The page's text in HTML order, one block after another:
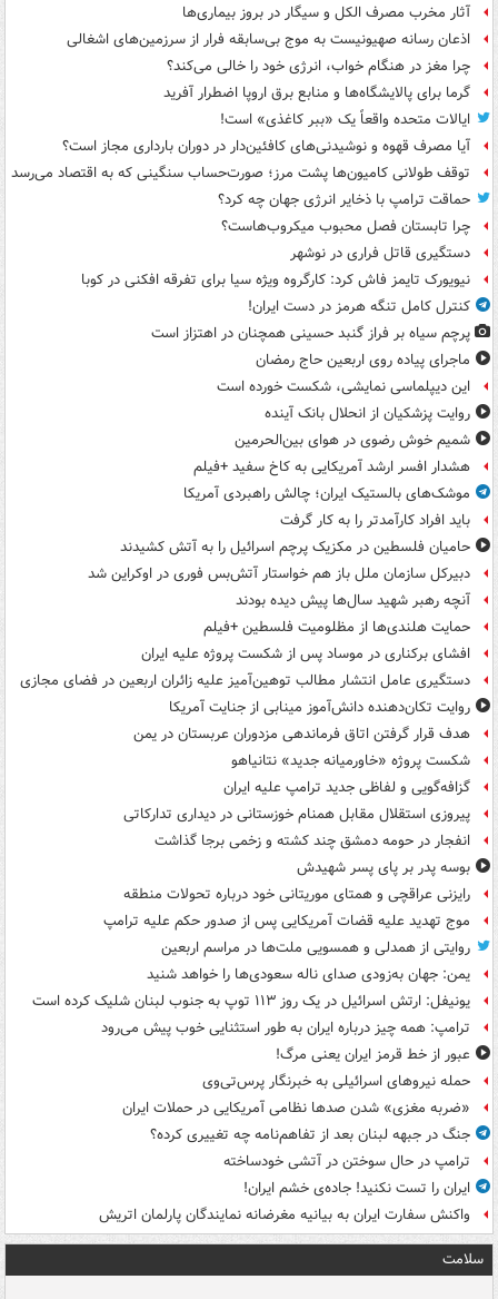
آثار مخرب مصرف الکل و سیگار در بروز بیماری‌ها
اذعان رسانه صهیونیست به موج بی‌سابقه فرار از سرزمین‌های اشغالی
چرا مغز در هنگام خواب، انرژی خود را خالی می‌کند؟
گرما برای پالایشگاه‌ها و منابع برق اروپا اضطرار آفرید
ایالات متحده واقعاً یک «ببر کاغذی» است!
آیا مصرف قهوه و نوشیدنی‌های کافئین‌دار در دوران بارداری مجاز است؟
توقف طولانی کامیون‌ها پشت مرز؛ صورت‌حساب سنگینی که به اقتصاد می‌رسد
حماقت ترامپ با ذخایر انرژی جهان چه کرد؟
چرا تابستان فصل محبوب میکروب‌هاست؟
دستگیری قاتل فراری در نوشهر
نیویورک تایمز فاش کرد: کارگروه ویژه سیا برای تفرقه افکنی در کوبا
کنترل کامل تنگه هرمز در دست ایران!
پرچم سیاه بر فراز گنبد حسینی همچنان در اهتزاز است
ماجرای پیاده روی اربعین حاج رمضان
این دیپلماسی نمایشی، شکست خورده است
روایت پزشکیان از انحلال بانک آینده
شمیم خوش رضوی در هوای بین‌الحرمین
هشدار افسر ارشد آمریکایی به کاخ سفید +فیلم
موشک‌های بالستیک ایران؛ چالش راهبردی آمریکا
باید افراد کارآمدتر را به کار گرفت
حامیان فلسطین در مکزیک پرچم اسرائیل را به آتش کشیدند
دبیرکل سازمان ملل باز هم خواستار آتش‌بس فوری در اوکراین شد
آنچه رهبر شهید سال‌ها پیش دیده بودند
حمایت هلندی‌ها از مظلومیت فلسطین +فیلم
افشای برکناری در موساد پس از شکست پروژه علیه ایران
دستگیری عامل انتشار مطالب توهین‌آمیز علیه زائران اربعین در فضای مجازی
روایت تکان‌دهنده دانش‌آموز مینابی از جنایت آمریکا
هدف قرار گرفتن اتاق‌ فرماندهی مزدوران عربستان در یمن
شکست پروژه «خاورمیانه جدید» نتانیاهو
گزافه‌گویی و لفاظی جدید ترامپ علیه ایران
پیروزی استقلال مقابل همنام خوزستانی در دیداری تدارکاتی
انفجار در حومه دمشق چند کشته و زخمی برجا گذاشت
بوسه‌ پدر بر پای پسر شهیدش
رایزنی عراقچی و همتای موریتانی خود درباره تحولات منطقه
موج تهدید علیه قضات آمریکایی پس از صدور حکم علیه ترامپ
روایتی از همدلی و همسویی ملت‌ها در مراسم اربعین
یمن: جهان به‌زودی صدای ناله سعودی‌ها را خواهد شنید
یونیفل: ارتش اسرائیل در یک روز ۱۱۳ توپ به جنوب لبنان شلیک کرده است
ترامپ: همه چیز درباره ایران به طور استثنایی خوب پیش می‌رود
عبور از خط قرمز ایران یعنی مرگ!
حمله نیروهای اسرائیلی به خبرنگار پرس‌تی‌وی
«ضربه مغزی» شدن صدها نظامی آمریکایی در حملات ایران
جنگ در جبهه لبنان بعد از تفاهم‌نامه چه تغییری کرده؟
ترامپ در حال سوختن در آتشی خودساخته
ایران را تست نکنید! جاده‌ی خشم ایران!
واکنش سفارت ایران به بیانیه مغرضانه نمایندگان پارلمان اتریش
سلامت